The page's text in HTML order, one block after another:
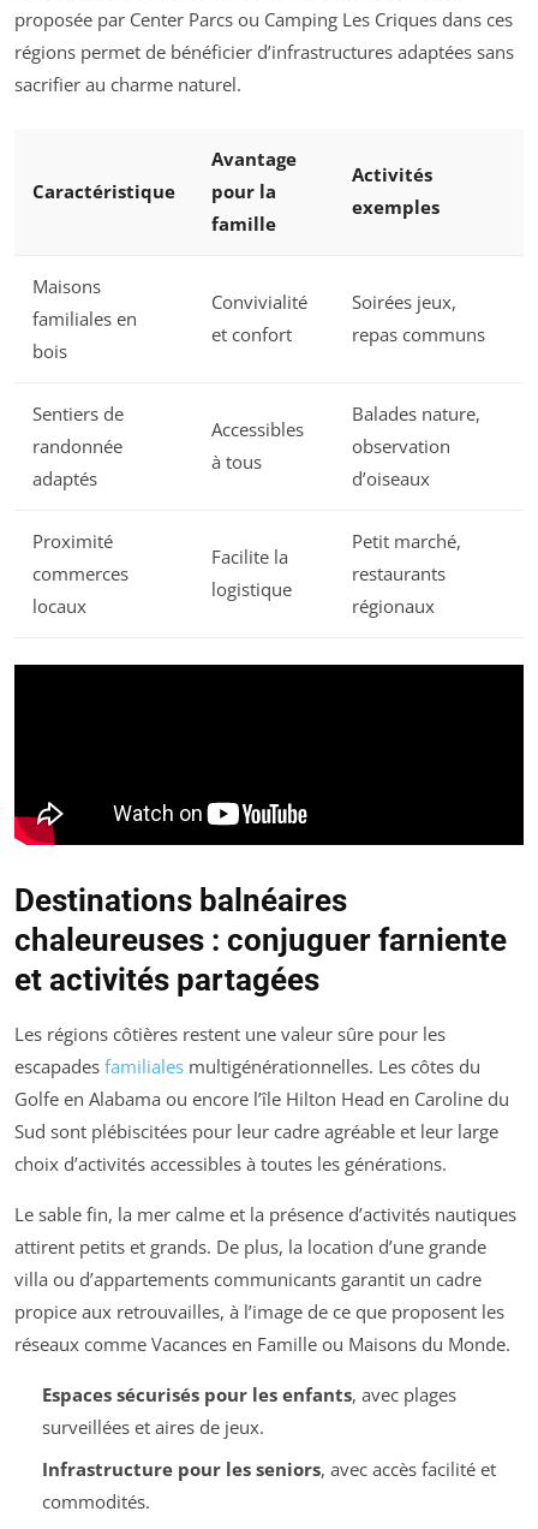
proposée par Center Parcs ou Camping Les Criques dans ces
régions permet de bénéficier d’infrastructures adaptées sans
sacrifier au charme naturel.
Caractéristique
Avantage
pour la
famille
Activités
exemples
Maisons
familiales en
bois
Convivialité
et confort
Soirées jeux,
repas communs
Sentiers de
randonnée
adaptés
Accessibles
à tous
Balades nature,
observation
d’oiseaux
Proximité
commerces
locaux
Facilite la
logistique
Petit marché,
restaurants
régionaux
Destinations balnéaires
chaleureuses : conjuguer farniente
et activités partagées
Les régions côtières restent une valeur sûre pour les
escapades familiales multigénérationnelles. Les côtes du
Golfe en Alabama ou encore l’île Hilton Head en Caroline du
Sud sont plébiscitées pour leur cadre agréable et leur large
choix d’activités accessibles à toutes les générations.
Le sable fin, la mer calme et la présence d’activités nautiques
attirent petits et grands. De plus, la location d’une grande
villa ou d’appartements communicants garantit un cadre
propice aux retrouvailles, à l’image de ce que proposent les
réseaux comme Vacances en Famille ou Maisons du Monde.
Espaces sécurisés pour les enfants, avec plages
surveillées et aires de jeux.
Infrastructure pour les seniors, avec accès facilité et
commodités.